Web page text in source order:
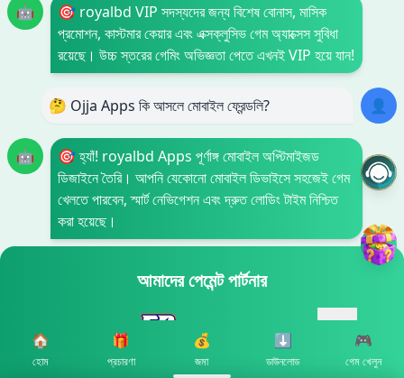
🤖
🎯 royalbd VIP সদস্যদের জন্য বিশেষ বোনাস, মাসিক
প্রমোশন, কাস্টমার কেয়ার এবং এক্সক্লুসিভ গেম অ্যাক্সেস সুবিধা
রয়েছে। উচ্চ স্তরের গেমিং অভিজ্ঞতা পেতে এখনই VIP হয়ে যান!
🤔 Ojja Apps কি আসলে মোবাইল ফ্রেন্ডলি? 👤
🤖
🎯 হ্যাঁ! royalbd Apps পূর্ণাঙ্গ মোবাইল অপ্টিমাইজড
ডিজাইনে তৈরি। আপনি যেকোনো মোবাইল ডিভাইসে সহজেই গেম
খেলতে পারবেন, স্মার্ট নেভিগেশন এবং দ্রুত লোডিং টাইম নিশ্চিত
করা হয়েছে।
আমাদের পেমেন্ট পার্টনার
🏠
হোম
🎁
প্রচারণা
💰
জমা
⬇️
ডাউনলোড
🎮
গেম খেলুন